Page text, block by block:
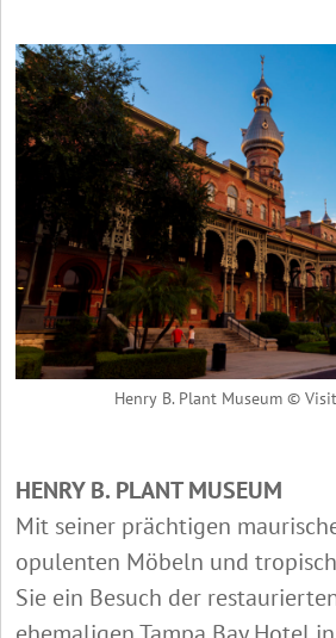
Henry B. Plant Museum ©
HENRY B. PLANT MUSEUM
Mit seiner prächtigen
opulenten Möbeln und
Sie ein Besuch der